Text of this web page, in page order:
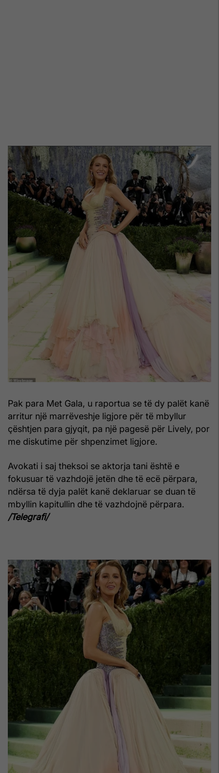
Pak para Met Gala, u raportua se të dy palët kanë
arritur një marrëveshje ligjore për të mbyllur
çështjen para gjyqit, pa një pagesë për Lively, por
me diskutime për shpenzimet ligjore.
Avokati i saj theksoi se aktorja tani është e
fokusuar të vazhdojë jetën dhe të ecë përpara,
ndërsa të dyja palët kanë deklaruar se duan të
mbyllin kapitullin dhe të vazhdojnë përpara.
/Telegrafi/